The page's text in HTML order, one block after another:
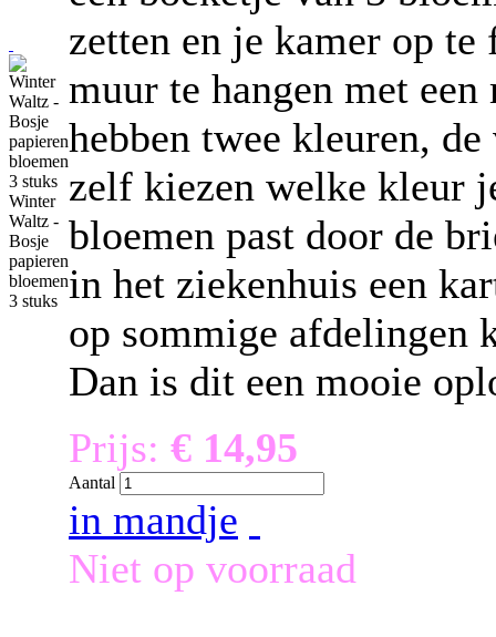
Winter
Waltz -
Bosje
papieren
bloemen
3 stuks
zetten en je kamer op
muur te hangen met
hebben twee kleuren,
zelf kiezen welke kleur
bloemen past door de
in het ziekenhuis een
op sommige afdelingen
Dan is dit een mooie
Prijs: € 14,95
Aantal
in mandje
Niet op voorraad